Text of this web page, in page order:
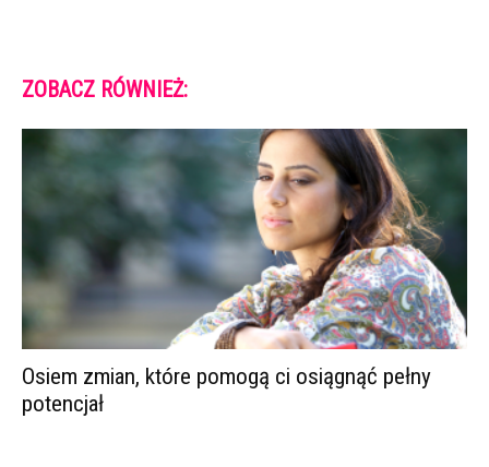
ZOBACZ RÓWNIEŻ:
Osiem zmian, które pomogą ci osiągnąć pełny
potencjał